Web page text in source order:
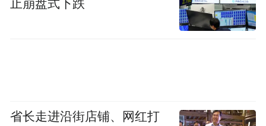
止崩盘式下跌
省长走进沿街店铺、网红打